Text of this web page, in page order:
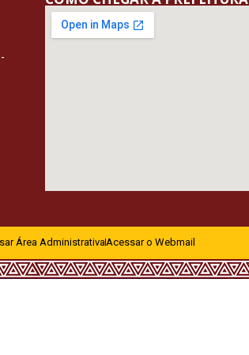
Área Administrativa Acessar o Webmail